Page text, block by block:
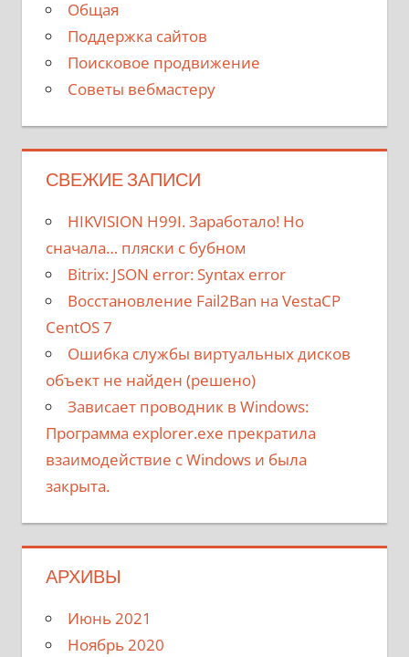
Общая
Поддержка сайтов
Поисковое продвижение
Советы вебмастеру
СВЕЖИЕ ЗАПИСИ
HIKVISION H99I. Заработало! Но
сначала… пляски с бубном
Bitrix: JSON error: Syntax error
Восстановление Fail2Ban на VestaCP
CentOS 7
Ошибка службы виртуальных дисков
объект не найден (решено)
Зависает проводник в Windows:
Программа explorer.exe прекратила
взаимодействие с Windows и была
закрыта.
АРХИВЫ
Июнь 2021
Ноябрь 2020